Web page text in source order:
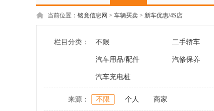
当前位置： 铭竟信息网 > 车辆买卖 > 新车优惠/4S店
栏目分类： 不限 二手轿车
汽车用品/配件 汽修保养
汽车充电桩
来源： 不限 个人 商家